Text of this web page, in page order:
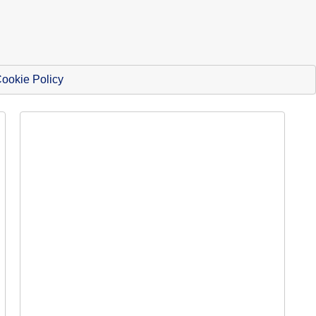
Policy